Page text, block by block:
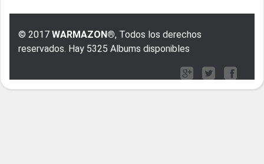
© 2017 WARMAZON®, Todos los derechos
reservados. Hay 5325 Albums disponibles